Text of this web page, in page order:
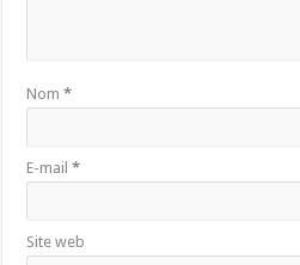
Nom*
E-mail*
Site web